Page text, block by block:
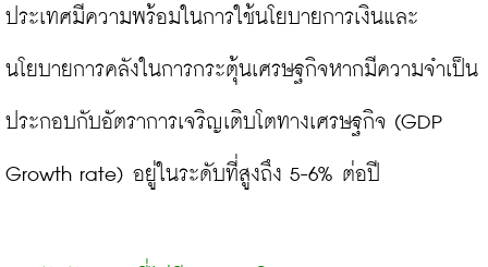
ประเทศมีความพร้อมในการใช้นโยบายการเงินและ
นโยบายการคลังในการกระตุ้นเศรษฐกิจหากมีความจำเป็น
ประกอบกับอัตราการเจริญเติบโตทางเศรษฐกิจ (GDP
Growth rate) อยู่ในระดับที่สูงถึง 5-6% ต่อปี